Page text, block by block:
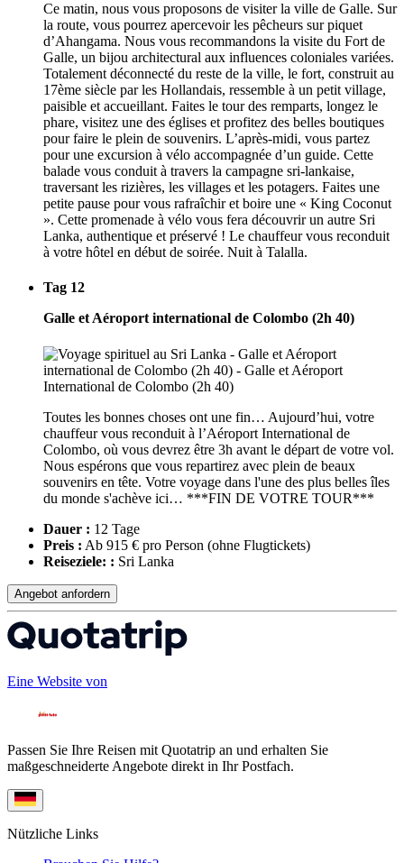
Ce matin, nous vous proposons de visiter la ville de Galle. Sur
la route, vous pourrez apercevoir les pêcheurs sur piquet
d’Ahangama. Nous vous recommandons la visite du Fort de
Galle, un bijou architectural aux influences coloniales variées.
Totalement déconnecté du reste de la ville, le fort, construit au
17ème siècle par les Hollandais, ressemble à un petit village,
paisible et accueillant. Faites le tour des remparts, longez le
phare, visitez une des églises et profitez des belles boutiques
pour faire le plein de souvenirs. L’après-midi, vous partez
pour une excursion à vélo accompagnée d’un guide. Cette
balade vous conduit à travers la campagne sri-lankaise,
traversant les rizières, les villages et les potagers. Faites une
petite pause pour vous rafraîchir et boire une « King Coconut
». Cette promenade à vélo vous fera découvrir un autre Sri
Lanka, authentique et préservé ! Le chauffeur vous reconduit
à votre hôtel en début de soirée. Nuit à Talalla.
Tag 12
Galle et Aéroport international de Colombo (2h 40)
Toutes les bonnes choses ont une fin… Aujourd’hui, votre
chauffeur vous reconduit à l’Aéroport International de
Colombo, où vous devrez être 3h avant le départ de votre vol.
Nous espérons que vous repartirez avec plein de beaux
souvenirs en tête. Votre voyage dans l'une des plus belles îles
du monde s'achève ici… ***FIN DE VOTRE TOUR***
Dauer : 12 Tage
Preis : Ab 915 € pro Person (ohne Flugtickets)
Reiseziele: : Sri Lanka
Angebot anfordern
Eine Website von
Passen Sie Ihre Reisen mit Quotatrip an und erhalten Sie
maßgeschneiderte Angebote direkt in Ihr Postfach.
Nützliche Links